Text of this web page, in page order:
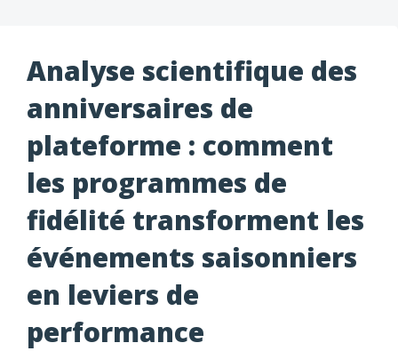
Analyse scientifique des
anniversaires de
plateforme : comment
les programmes de
fidélité transforment les
événements saisonniers
en leviers de
performance